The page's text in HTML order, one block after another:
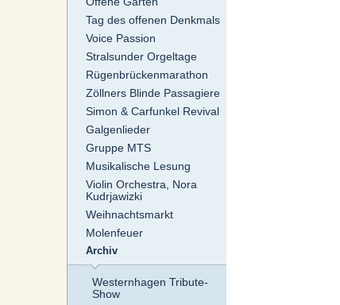
Tag des offenen Denkmals
Voice Passion
Stralsunder Orgeltage
Rügenbrückenmarathon
Zöllners Blinde Passagiere
Simon & Carfunkel Revival
Galgenlieder
Gruppe MTS
Musikalische Lesung
Violin Orchestra, Nora
Kudrjawizki
Weihnachtsmarkt
Molenfeuer
Archiv
Westernhagen Tribute-
Show